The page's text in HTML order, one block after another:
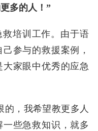
多的人！”
救培训工作。由于语
参与的救援案例，
家眼中优秀的应急
的，我希望教更多人
些急救知识，就多